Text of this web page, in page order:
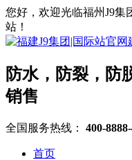
您好，欢迎光临福州J9集
站！
防水，防裂，防
销售
全国服务热线： 400-
首页